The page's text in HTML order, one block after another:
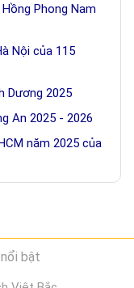
Phong Nam
Nội của 115
Dương 2025
An 2025 - 2026
năm 2025 của
bật